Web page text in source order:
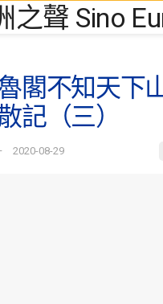
閣不知天下
記（三）
2020-08-29